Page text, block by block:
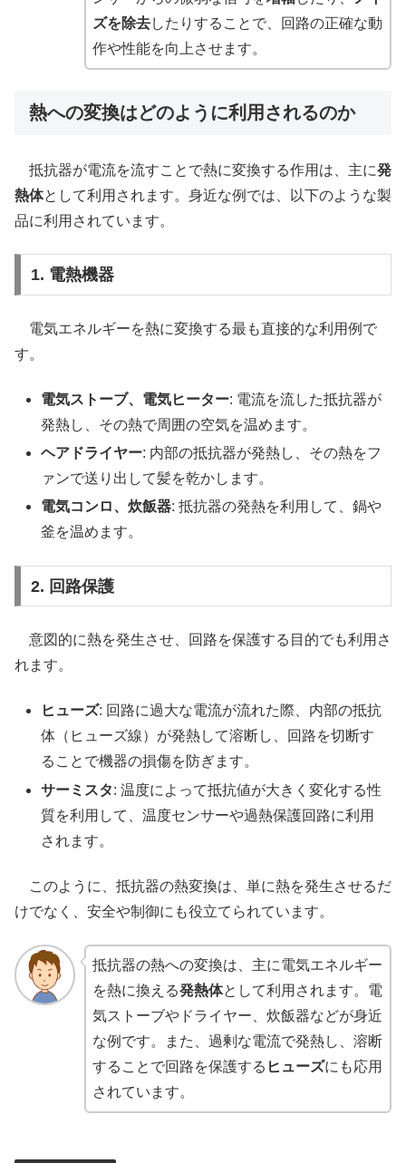
ズを除去したりすることで、回路の正確な動
作や性能を向上させます。
熱への変換はどのように利用されるのか
抵抗器が電流を流すことで熱に変換する作用は、主に発
熱体として利用されます。身近な例では、以下のような製
品に利用されています。
1. 電熱機器
電気エネルギーを熱に変換する最も直接的な利用例で
す。
電気ストーブ、電気ヒーター: 電流を流した抵抗器が
発熱し、その熱で周囲の空気を温めます。
ヘアドライヤー: 内部の抵抗器が発熱し、その熱をフ
ァンで送り出して髪を乾かします。
電気コンロ、炊飯器: 抵抗器の発熱を利用して、鍋や
釜を温めます。
2. 回路保護
意図的に熱を発生させ、回路を保護する目的でも利用さ
れます。
ヒューズ: 回路に過大な電流が流れた際、内部の抵抗
体（ヒューズ線）が発熱して溶断し、回路を切断す
ることで機器の損傷を防ぎます。
サーミスタ: 温度によって抵抗値が大きく変化する性
質を利用して、温度センサーや過熱保護回路に利用
されます。
このように、抵抗器の熱変換は、単に熱を発生させるだ
けでなく、安全や制御にも役立てられています。
抵抗器の熱への変換は、主に電気エネルギー
を熱に換える発熱体として利用されます。電
気ストーブやドライヤー、炊飯器などが身近
な例です。また、過剰な電流で発熱し、溶断
することで回路を保護する ヒューズにも応用
されています。